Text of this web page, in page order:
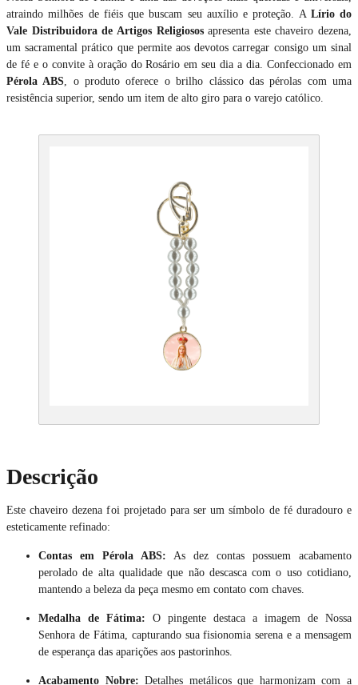
atraindo milhões de fiéis que buscam seu auxílio e proteção. A Lírio do
Vale Distribuidora de Artigos Religiososapresenta este chaveiro dezena,
um sacramental prático que permite aos devotos carregar consigo um sinal
de fé e o convite à oração do Rosário em seu dia a dia. Confeccionado em
Pérola ABS , o produto oferece o brilho clássico das pérolas com uma
resistência superior, sendo um item de alto giro para o varejo católico.
Descrição
Este chaveiro dezena foi projetado para ser um símbolo de fé duradouro e
esteticamente refinado:
Contas em Pérola ABS: As dez contas possuem acabamento
perolado de alta qualidade que não descasca com o uso cotidiano,
mantendo a beleza da peça mesmo em contato com chaves.
Medalha de Fátima: O pingente destaca a imagem de Nossa
Senhora de Fátima, capturando sua fisionomia serena e a mensagem
de esperança das aparições aos pastorinhos.
Acabamento Nobre: Detalhes metálicos que harmonizam com a